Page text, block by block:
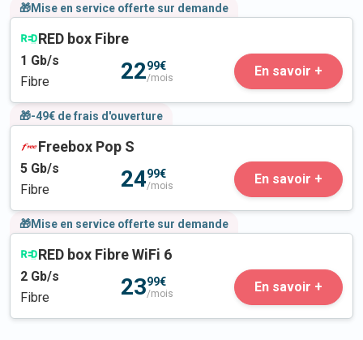
🎁Mise en service offerte sur demande
RED box Fibre
1 Gb/s
Fibre
2299€
/mois En savoir +
🎁-49€ de frais d'ouverture
Freebox Pop S
5 Gb/s
Fibre
2499€
/mois En savoir +
🎁Mise en service offerte sur demande
RED box Fibre WiFi 6
2 Gb/s
Fibre
2399€
/mois En savoir +